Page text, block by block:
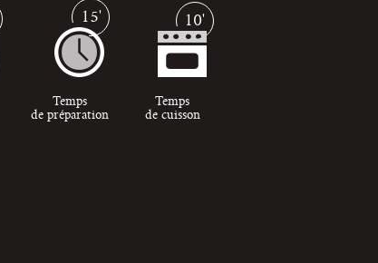
15'
Temps
de préparation
10'
Temps
de cuisson